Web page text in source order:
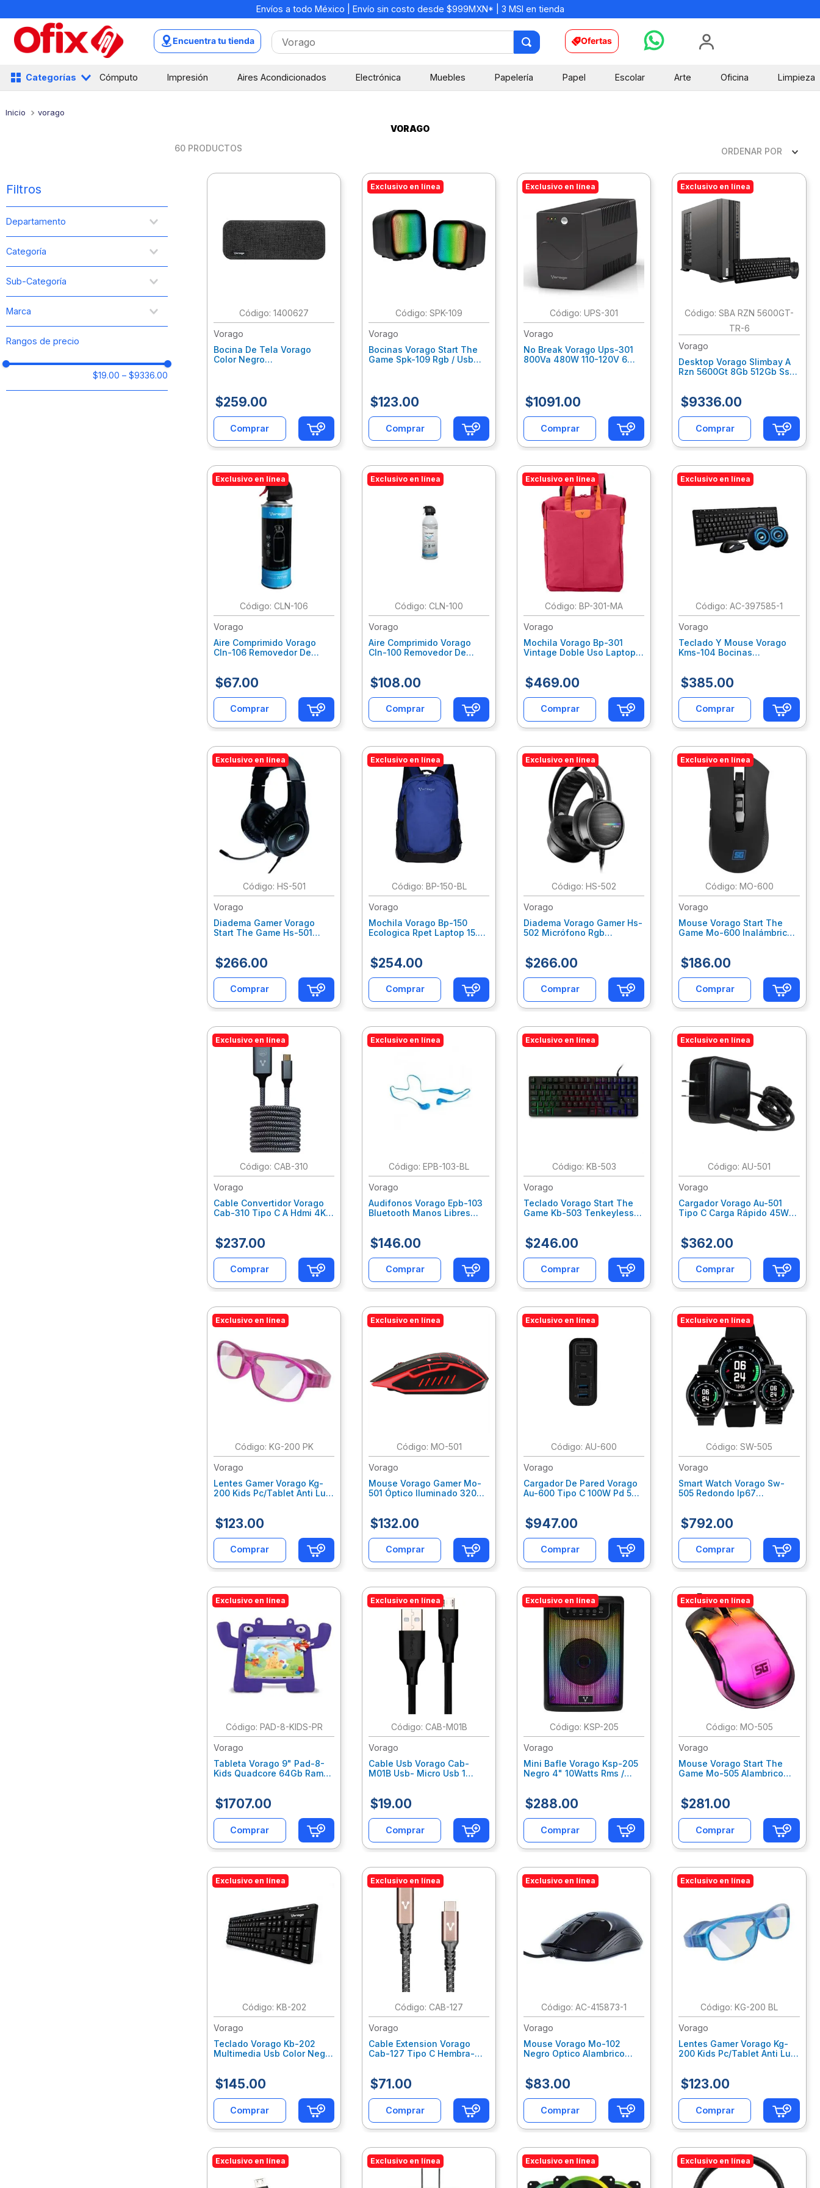
Envíos a todo México | Envío sin costo desde $999MXN* | 3 MSI en tienda
Encuentra tu tienda ¿Qué estás buscando? Ofertas
Categorías Cómputo Impresión Aires Acondicionados Electrónica Muebles Papelería Papel Escolar Arte Oficina Limpieza
vorago
VORAGO
60 PRODUCTOS ORDENAR POR
Filtros
Departamento
Electrónica
Categoría
Audio
Computadoras
Equipos Electrónicos
Telefonía
Accesorios Eléctricos
Sub-Categoría
Bocinas
Cables Y Adaptadores
Componentes Gaming
Accesorios para Teléfonos
Marca
Rangos de precio
$19.00 – $9336.00
:1400627
Vorago
Bocina De Tela Vorago
Color Negro
$259.00
Comprar
Exclusivo en línea
:SPK-109
Vorago
Bocinas Vorago Start The
Game Spk-109 Rgb / Usb
$123.00
Comprar
Exclusivo en línea
:UPS-301
Vorago
No Break Vorago Ups-301
800Va 480W 110-120V 6
$1091 .00
Comprar
Exclusivo en línea
: SBA RZN 5600GT-
TR-6
Vorago
Desktop Vorago Slimbay A
Rzn 5600Gt 8Gb 512Gb Ssd
$9336.00
Comprar
Exclusivo en línea
:CLN-106
Vorago
Aire Comprimido Vorago
Cln-106 Removedor De
$67.00
Comprar
Exclusivo en línea
:CLN-100
Vorago
Aire Comprimido Vorago
Cln-100 Removedor De
$108.00
Comprar
Exclusivo en línea
:BP-301-MA
Vorago
Mochila Vorago Bp-301
Vintage Doble Uso Laptop
$469.00
Comprar
Exclusivo en línea
: AC-397585-1
Vorago
Teclado Y Mouse Vorago
Kms-104 Bocinas
$385.00
Comprar
Exclusivo en línea
: HS-501
Vorago
Diadema Gamer Vorago
Start The Game Hs-501
$266.00
Comprar
Exclusivo en línea
: BP-150-BL
Vorago
Mochila Vorago Bp-150
Ecologica Rpet Laptop 15.6
$254.00
Comprar
Exclusivo en línea
:HS-502
Vorago
Diadema Vorago Gamer Hs-
502 Micrófono Rgb
$266.00
Comprar
Exclusivo en línea
: MO-600
Vorago
Mouse Vorago Start The
Game Mo-600 Inalámbrico
Negro Vocmosab053
$186.00
Comprar
Exclusivo en línea
:CAB-310
Vorago
Cable Convertidor Vorago
Cab-310 Tipo C A Hdmi 4K
$237.00
Comprar
Exclusivo en línea
:EPB-103-BL
Vorago
Audifonos Vorago Epb-103
Bluetooth Manos Libres
$146.00
Comprar
Exclusivo en línea
: KB-503
Vorago
Teclado Vorago Start The
Game Kb-503 Tenkeyless
$246.00
Comprar
Exclusivo en línea
: AU-501
Vorago
Cargador Vorago Au-501
Tipo C Carga Rápido 45W
$362.00
Comprar
Exclusivo en línea
: KG-200 PK
Vorago
Lentes Gamer Vorago Kg-
200 Kids Pc/Tablet Anti Luz
$123.00
Comprar
Exclusivo en línea
: MO-501
Vorago
Mouse Vorago Gamer Mo-
501 Óptico Iluminado 3200
$132.00
Comprar
Exclusivo en línea
:AU-600
Vorago
Cargador De Pared Vorago
Au-600 Tipo C 100W Pd 5
$947.00
Comprar
Exclusivo en línea
: SW-505
Vorago
Smart Watch Vorago Sw-
505 Redondo Ip67
Extensibles Vocacca0002
$792.00
Comprar
Exclusivo en línea
: PAD-8-KIDS-PR
Vorago
Tableta Vorago 9" Pad-8-
Kids Quadcore 64Gb Ram
$1707.00
Comprar
Exclusivo en línea
: CAB-M01B
Vorago
Cable Usb Vorago Cab-
M01B Usb- Micro Usb 1
$19.00
Comprar
Exclusivo en línea
: KSP-205
Vorago
Mini Bafle Vorago Ksp-205
Negro 4" 10Watts Rms /
Vocbocab064
$288.00
Comprar
Exclusivo en línea
: MO-505
Vorago
Mouse Vorago Start The
Game Mo-505 Alambrico
Vocmosab062
$281.00
Comprar
Exclusivo en línea
: KB-202
Vorago
Teclado Vorago Kb-202
Multimedia Usb Color Negro
$145.00
Comprar
Exclusivo en línea
:CAB-127
Vorago
Cable Extension Vorago
Cab-127 Tipo C Hembra-
$71.00
Comprar
Exclusivo en línea
:AC-415873-1
Vorago
Mouse Vorago Mo-102
Negro Optico Alambrico
$83.00
Comprar
Exclusivo en línea
: KG-200 BL
Vorago
Lentes Gamer Vorago Kg-
200 Kids Pc/Tablet Anti Luz
$123.00
Comprar
Exclusivo en línea Exclusivo en línea Exclusivo en línea Exclusivo en línea